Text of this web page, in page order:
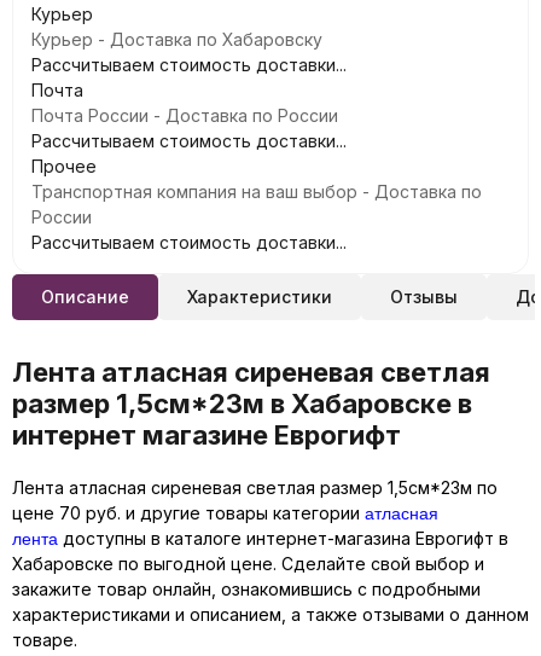
Курьер
Курьер - Доставка по Хабаровску
Рассчитываем стоимость доставки...
Почта
Почта России - Доставка по России
Рассчитываем стоимость доставки...
Прочее
Транспортная компания на ваш выбор - Доставка по
России
Рассчитываем стоимость доставки...
Описание Характеристики Отзывы
Лента атласная сиреневая светлая
размер 1,5см*23м в Хабаровске в
интернет магазине Еврогифт
Лента атласная сиреневая светлая размер 1,5см*23м по
цене 70 руб. и другие товары категории атласная
лента доступны в каталоге интернет-магазина Еврогифт в
Хабаровске по выгодной цене. Сделайте свой выбор и
закажите товар онлайн, ознакомившись с подробными
характеристиками и описанием, а также отзывами о данном
товаре.